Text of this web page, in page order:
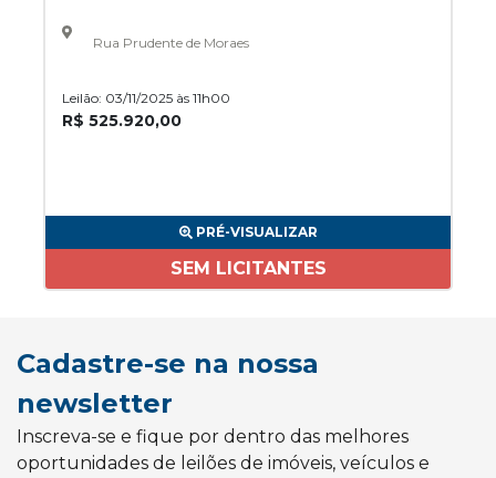
Rua Prudente de Moraes
Leilão: 03/11/2025 às 11h00
R$ 525.920,00
PRÉ-VISUALIZAR
SEM LICITANTES
Cadastre-se na nossa
newsletter
Inscreva-se e fique por dentro das melhores
oportunidades de leilões de imóveis, veículos e